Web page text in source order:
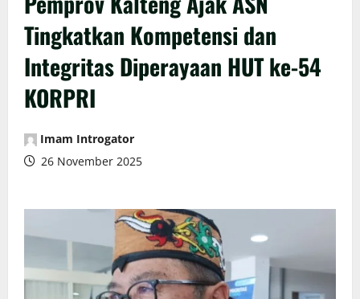
Tingkatkan Kompetensi dan
Integritas Diperayaan HUT ke-54
KORPRI
Imam Introgator
26 November 2025